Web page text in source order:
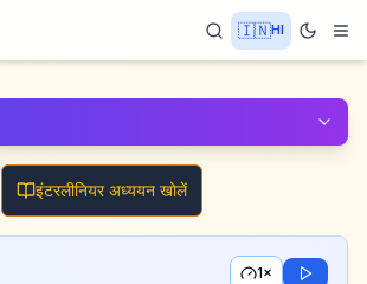
🇮🇳HI
इंटरलीनियर अध्ययन खोलें
1×